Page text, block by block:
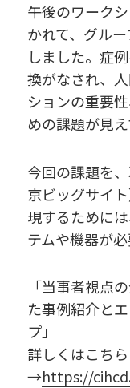
午後のワーク
かれて、グル
しました。症
換がなされ、
ションの重要
めの課題が見え
今回の課題を
京ビッグサイ
現するために
テムや機器が
「当事者視点
た事例紹介と
プ」
詳しくはこちら
→https://